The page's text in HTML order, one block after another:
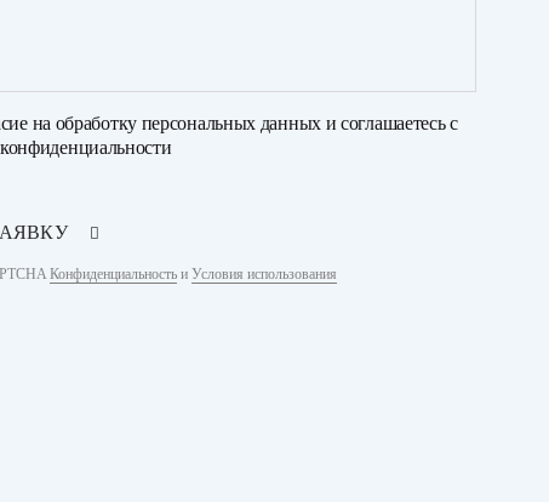
на обработку персональных данныхи соглашаетесь с
Конфиденциальность и Условия использования